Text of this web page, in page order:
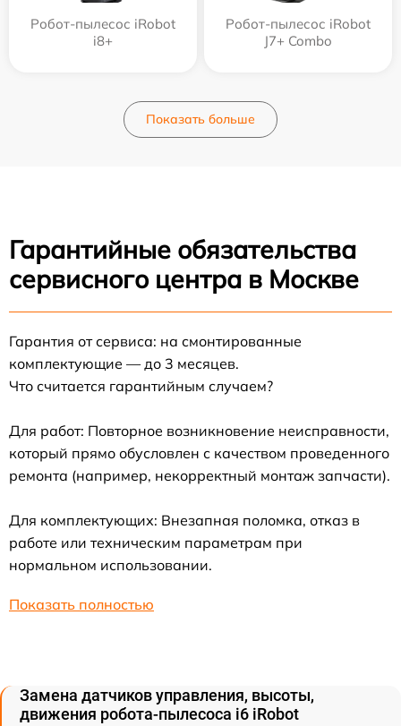
Робот-пылесос iRobot
i8+
Робот-пылесос iRobot
J7+ Combo
Показать больше
Гарантийные обязательства
сервисного центра в Москве
Гарантия от сервиса: на смонтированные
комплектующие — до 3 месяцев.
Что считается гарантийным случаем?
Для работ: Повторное возникновение неисправности,
который прямо обусловлен с качеством проведенного
ремонта (например, некорректный монтаж запчасти).
Для комплектующих: Внезапная поломка, отказ в
работе или техническим параметрам при
нормальном использовании.
Показать полностью
Замена датчиков управления, высоты,
движения робота-пылесоса i6 iRobot